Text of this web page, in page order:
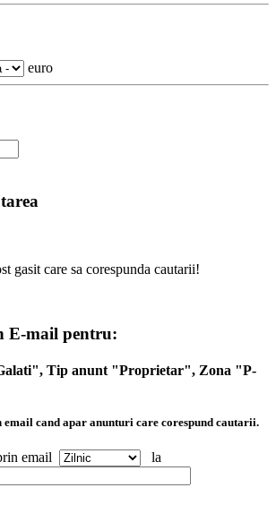
euro
gasit care sa corespunda cautarii!
E-mail pentru:
Tip anunt "Proprietar", Zona "P-
cand apar anunturi care corespund cautarii.
email la